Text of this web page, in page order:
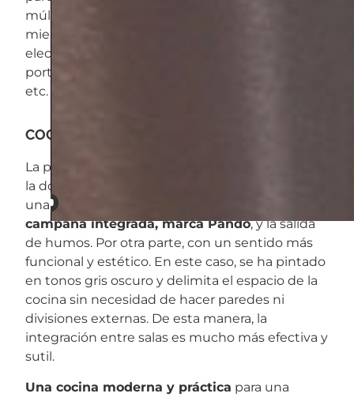
múltiples: enchufar el móvil para cargarlo
mientras se cocina, usarlo para los
electrodomésticos, o hasta para trabajar con el
portátil, o mirar una serie mientras se desayuna,
etc.
COCINA MODERNA CON PERSONALIDAD
La personalidad de la estancia, sin duda, se la da
la doble altura en el techo. Un techo creado con
una función más técnica para colocar la
campana integrada, marca Pando, y la salida
de humos. Por otra parte, con un sentido más
funcional y estético. En este caso, se ha pintado
en tonos gris oscuro y delimita el espacio de la
cocina sin necesidad de hacer paredes ni
divisiones externas. De esta manera, la
integración entre salas es mucho más efectiva y
sutil.
Una cocina moderna y práctica para una